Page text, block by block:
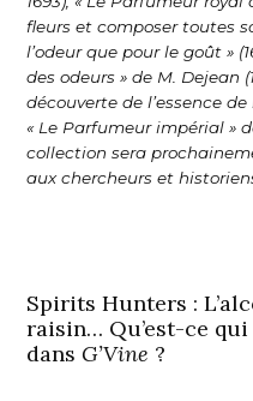
fleurs et composer toutes
l’odeur que pour le goût »
des odeurs » de M. Dejean
découverte de l’essence
« Le Parfumeur impérial »
collection sera
aux chercheurs et
Spirits Hunters :
raisin… Qu’est-ce
dans G’Vine ?